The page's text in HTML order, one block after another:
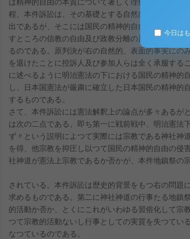
は精神的自由の本質について著しく理解を欠くもの
程、本件訴訟は、その基礎とする自然的事実は、日
出であるが、そこには国民の精神的自由の中核をな
すところの信教の自由及び政教分離の原則に関わる
るのである。原判決が右の自然的、表面的事実にの
を退けたことに控訴人及び参加人らは全く承服する
に述べるように明治憲法の下における国民の精神的
し、日本国憲法が厳粛に確立した日本国民の精神的
するものである。
さて、本件訴訟には憲法解釈上の論点が多々あるが
は次の二点である。即ち第一に戦前戦中、明治憲法
ず〃という説明によつて実際には宗教である神社神
を得、他宗教を抑圧し以つて国民の精神的自由の侵
社神道が憲法上宗教であるか否かが、本件地鎮祭の
されている。本件訴訟は歴史的背景をもつ右の問題
求めるものである。第二に神社神道の行事たる地鎮
的活動か否か、とくにこれがいわゆる習俗化して宗
つて宗教的活動ないし行事としての実質を失つてい
なつているのである。
今日は